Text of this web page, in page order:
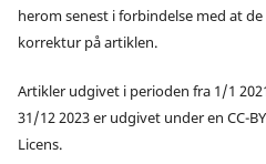
herom senest i forbindelse med at
korrektur på artiklen.
Artikler udgivet i perioden fra 1/1
31/12 2023 er udgivet under en CC-
Licens.